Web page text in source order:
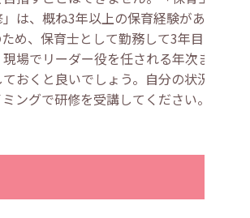
は、概ね3年以上の保育経験がある方
め、保育士として勤務して3年目を過
場でリーダー役を任される年次までを
おくと良いでしょう。自分の状況に応
ングで研修を受講してください。